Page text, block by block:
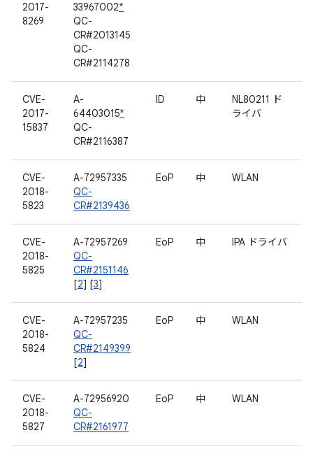
2017-
8269
33967002*
QC-
CR#2013145
QC-
CR#2114278
CVE-
2017-
15837
A-
64403015*
QC-
CR#2116387
ID 中
NL80211 ド
ライバ
CVE-
2018-
5823
A-72957335
QC-
CR#2139436
EoP 中 WLAN
CVE-
2018-
5825
A-72957269
QC-
CR#2151146
[2] [3]
EoP 中 IPA ドライバ
CVE-
2018-
5824
A-72957235
QC-
CR#2149399
[2]
EoP 中 WLAN
CVE-
2018-
5827
A-72956920
QC-
CR#2161977
EoP 中 WLAN